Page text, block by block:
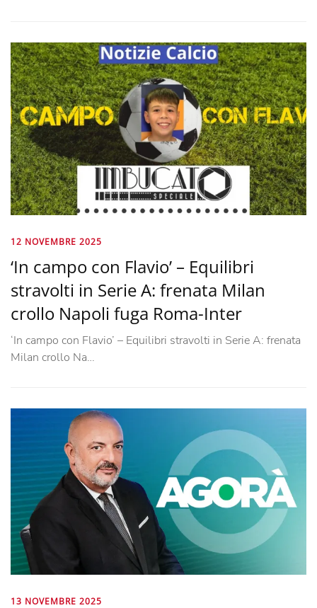
12 NOVEMBRE 2025
‘In campo con Flavio’ – Equilibri
stravolti in Serie A: frenata Milan
crollo Napoli fuga Roma-Inter
‘In campo con Flavio’ – Equilibri stravolti in Serie A: frenata
Milan crollo Na…
13 NOVEMBRE 2025